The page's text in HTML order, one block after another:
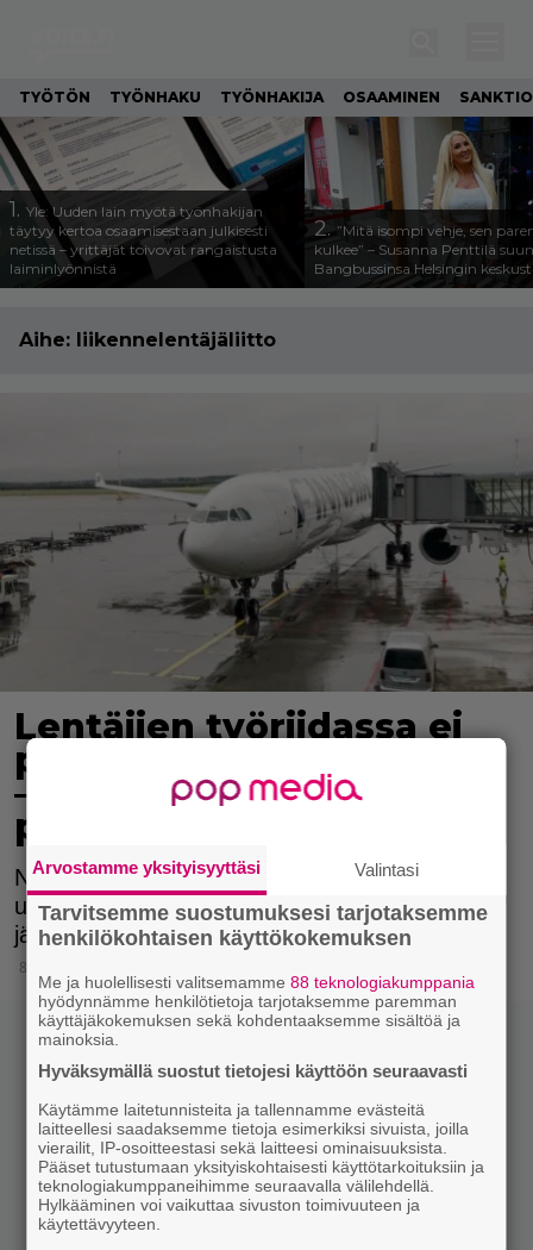
TYÖTÖN TYÖNHAKU TYÖNHAKIJA OSAAMINEN SANKTIO
1. Yle: Uuden lain myötä työnhakijan
täytyy kertoa osaamisestaan julkisesti
netissä – yrittäjät toivovat rangaistusta
laiminlyönnistä
2. ”Mitä isompi vehje, sen
kulkee” – Susanna Penttilä
Bangbussinsa Helsingin
Aihe: liikennelentäjäliitto
Lentäjien työriidassa ei
päästy sopuun vieläkään
– Finnair joutunee yhä
perumaan lentoja
Neuvottelut käynnistyivät joulutauon jälkeen
uudelleen eilen, ja samalla tulivat voimaan
jälleen työtaistelutoimet.
8.1.2025 10:15
Arvostamme yksityisyyttäsi Valintasi
Tarvitsemme suostumuksesi tarjotaksemme
henkilökohtaisen käyttökokemuksen
Me ja huolellisesti valitsemamme88 teknologiakumppania
hyödynnämme henkilötietoja tarjotaksemme paremman
käyttäjäkokemuksen sekä kohdentaaksemme sisältöä ja
mainoksia.
Hyväksymällä suostut tietojesi käyttöön seuraavasti
Käytämme laitetunnisteita ja tallennamme evästeitä
laitteellesi saadaksemme tietoja esimerkiksi sivuista, joilla
vierailit, IP-osoitteestasi sekä laitteesi ominaisuuksista.
Pääset tutustumaan yksityiskohtaisesti käyttötarkoituksiin ja
teknologiakumppaneihimme seuraavalla välilehdellä.
Hylkääminen voi vaikuttaa sivuston toimivuuteen ja
käytettävyyteen.